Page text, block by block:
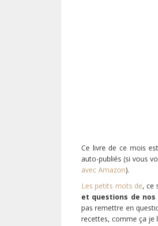
Ce livre de ce mois
auto-publiés (si vous
avec Amazon).
Les petits mots de, ce
et questions de
pas remettre en
recettes, comme ça je